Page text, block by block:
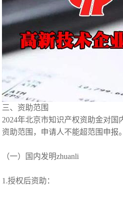
质量管理体系认证
三、资助范围
2024年北京市知识产权资助金对国
资助范围，申请人不能超范围申报
（一）国内发明zhuanli
1.授权后资助：